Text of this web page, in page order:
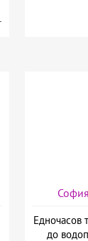
София
Едночасов
до